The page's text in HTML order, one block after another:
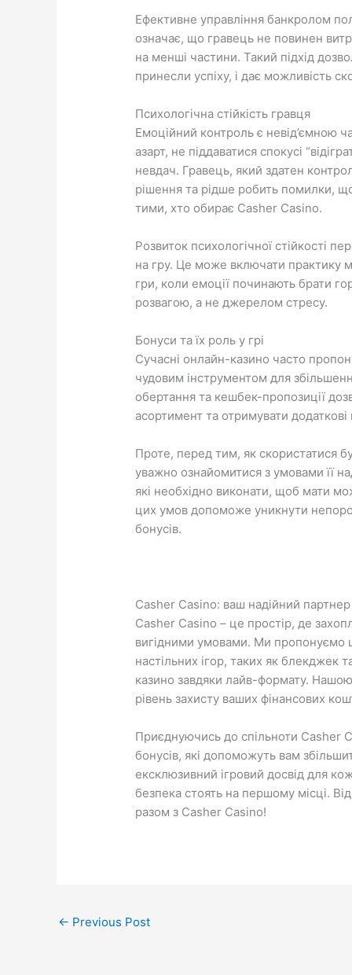
Ефективне управління банкролом
означає, що гравець не повинен
на менші частини. Такий підхід
принесли успіху, і дає можливість
Психологічна стійкість гравця
Емоційний контроль є невід’ємною
азарт, не піддаватися спокусі
невдач. Гравець, який здатен
рішення та рідше робить помилки,
тими, хто обирає Casher Casino.
Розвиток психологічної стійкості
на гру. Це може включати практику
гри, коли емоції починають брати
розвагою, а не джерелом стресу.
Бонуси та їх роль у грі
Сучасні онлайн-казино часто
чудовим інструментом для
обертання та кешбек-пропозиції
асортимент та отримувати
Проте, перед тим, як скористатися
уважно ознайомитися з умовами її
які необхідно виконати, щоб мати
цих умов допоможе уникнути
бонусів.
Casher Casino: ваш надійний партнер
Casher Casino – це простір, де
вигідними умовами. Ми пропонуємо
настільних ігор, таких як блекджек
казино завдяки лайв-формату.
рівень захисту ваших фінансових
Приєднуючись до спільноти Casher
бонусів, які допоможуть вам
ексклюзивний ігровий досвід для
безпека стоять на першому місці.
разом з Casher Casino!
← Previous Post